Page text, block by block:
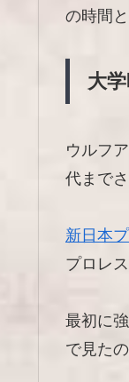
の時間
大
ウルフ
代まで
新日本
プロレ
最初に
で見た